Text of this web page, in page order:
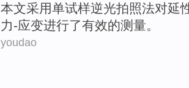
本文采用单试样逆光拍照法对延
力-应变进行了有效的测量 。
youdao